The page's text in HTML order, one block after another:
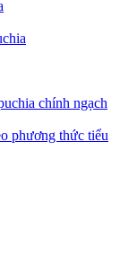
chính ngạch
phương thức tiểu